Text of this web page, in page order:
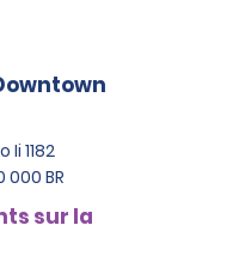
1182
BR
sur la